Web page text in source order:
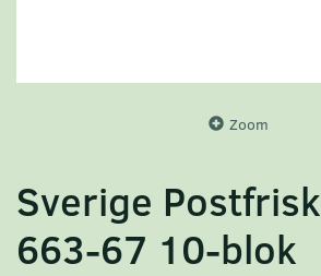
Zoom
Sverige
663-67 10-blok